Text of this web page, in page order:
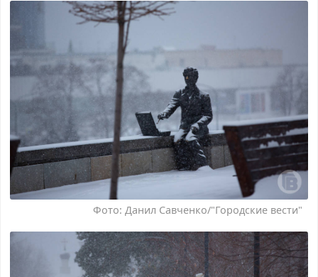
Фото: Данил Савченко/"Городские вести"